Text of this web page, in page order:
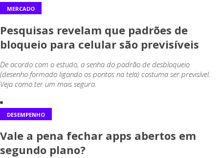
MERCADO
Pesquisas revelam que padrões de
bloqueio para celular são previsíveis
De acordo com o estudo, a senha do padrão de desbloqueio
(desenho formado ligando os pontos na tela) costuma ser previsível.
Veja como ter um mais seguro.
DESEMPENHO
Vale a pena fechar apps abertos em
segundo plano?